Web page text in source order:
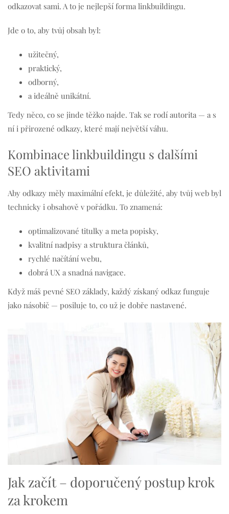
odkazovat sami. A to je nejlepší forma linkbuildingu.
Jde o to, aby tvůj obsah byl:
užitečný,
praktický,
odborný,
a ideálně unikátní.
Tedy něco, co se jinde těžko najde. Tak se rodí autorita — a s
ní i přirozené odkazy, které mají největší váhu.
Kombinace linkbuildingu s dalšími
SEO aktivitami
Aby odkazy měly maximální efekt, je důležité, aby tvůj web byl
technicky i obsahově v pořádku. To znamená:
optimalizované titulky a meta popisky,
kvalitní nadpisy a struktura článků,
rychlé načítání webu,
dobrá UX a snadná navigace.
Když máš pevné SEO základy, každý získaný odkaz funguje
jako násobič — posiluje to, co už je dobře nastavené.
Jak začít – doporučený postup krok
za krokem